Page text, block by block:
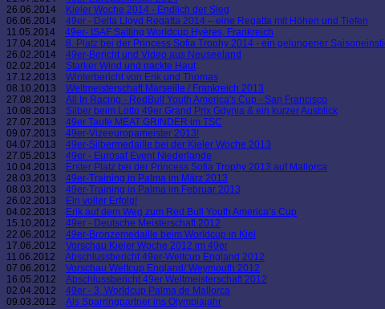
26.06.2014 Kieler Woche 2014 - Endlich der Sieg
06.06.2014 49er - Delta Lloyd Regatta 2014 – eine Regatta mit Höhen und Tiefen
11.05.2014 49er- ISAF Sailing Worldcup Hyères, Frankreich
17.04.2014 8. Platz bei der Princess Sofia Trophy 2014 - ein gelungener
26.02.2014 49er-Bericht und Video aus Neuseeland
02.02.2014 Starker Wind und nackte Haut
17.12.2013 Winterbericht von Erik und Thomas
08.10.2013 Weltmeisterschaft Marseille / Frankreich 2013
27.08.2013 All In Racing - RedBull Youth America's Cup - San Francisco
10.08.2013 Silber beim Lotto 49er Grand Prix Gdynia & ein kurzer Ausblick
27.07.2013 49er Taufe MEAT GRINDER im TSC
09.07.2013 49er-Vizeeuropameister 2013!
04.07.2013 49er-Silbermedaille bei der Kieler Woche 2013
27.05.2013 49er - Eurosaf Event Niederlande
10.04.2013 Erster Platz bei der Princess Sofia Trophy 2013 auf Mallorca
28.03.2013 49er-Training in Palma im März 2013
08.03.2013 49er-Training in Palma im Februar 2013
26.02.2013 Ein voller Erfolg!
04.02.2013 Erik auf dem Weg zum Red Bull Youth America’s Cup
15.10.2012 49er - Deutsche Meisterschaft 2012
22.06.2012 49er-Bronzemedaille beim Worldcup in Kiel
17.06.2012 Vorschau Kieler Woche 2012 im 49er
11.06.2012 Abschlussbericht 49er-Weltcup England 2012
07.06.2012 Vorschau Weltcup England/ Weymouth 2012
16.05.2012 Abschlussbericht 49er Weltmeisterschaft 2012
02.04.2012 49er - 3. Worldcup Palma de Mallorca
09.03.2012 Als Sparringpartner ins Olympiajahr